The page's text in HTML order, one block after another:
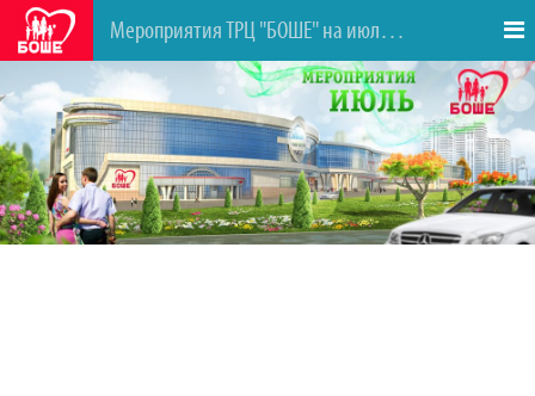
Мероприятия ТРЦ "БОШЕ" на июль 2018